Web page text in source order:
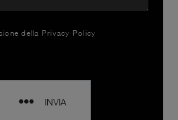
della Privacy Policy
INVIA